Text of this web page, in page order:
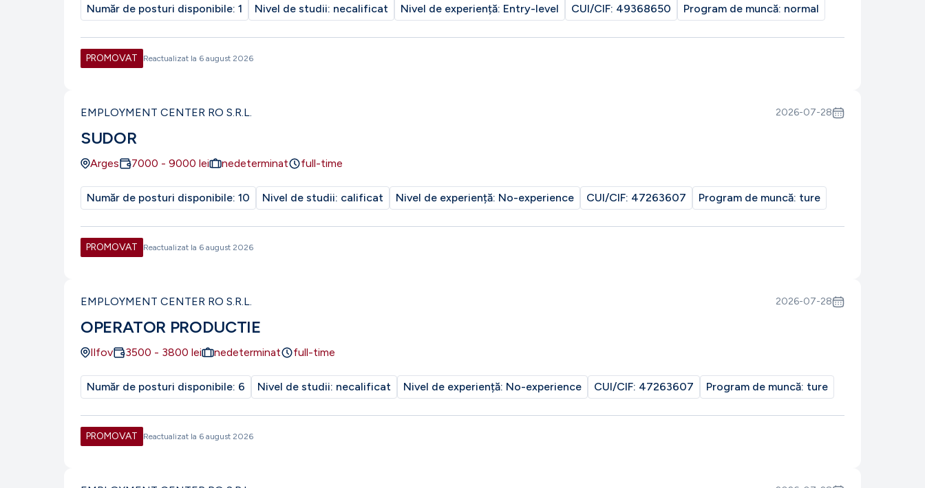
Număr de posturi disponibile: 1 Nivel de studii: necalificat Nivel de experiență: Entry-level CUI/CIF: 49368650 Program de muncă: normal
PROMOVAT Reactualizat la 6 august 2026
EMPLOYMENT CENTER RO S.R.L. 2026-07-28
SUDOR
Arges 7000 - 9000 lei nedeterminat full-time
Număr de posturi disponibile: 10 Nivel de studii: calificat Nivel de experiență: No-experience CUI/CIF: 47263607 Program de muncă: ture
PROMOVAT Reactualizat la 6 august 2026
EMPLOYMENT CENTER RO S.R.L. 2026-07-28
OPERATOR PRODUCTIE
Ilfov 3500 - 3800 lei nedeterminat full-time
Număr de posturi disponibile: 6 Nivel de studii: necalificat Nivel de experiență: No-experience CUI/CIF: 47263607 Program de muncă: ture
PROMOVAT Reactualizat la 6 august 2026